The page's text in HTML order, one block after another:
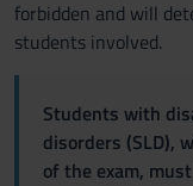
forbidden and will
students involved.
Students with
disorders (SLD),
of the exam,